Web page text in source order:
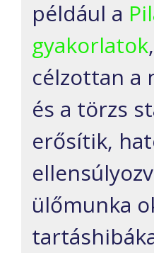
például a
gyakorlatok
célzottan a
és a törzs
erősítik,
ülőmunka